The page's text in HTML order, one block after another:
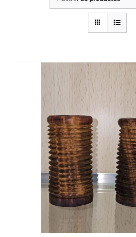
SERVICIOS
OCASIÓN